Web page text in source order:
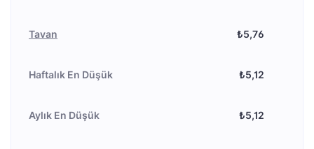
Tavan ₺5,76
Haftalık En Düşük ₺5,12
Aylık En Düşük ₺5,12